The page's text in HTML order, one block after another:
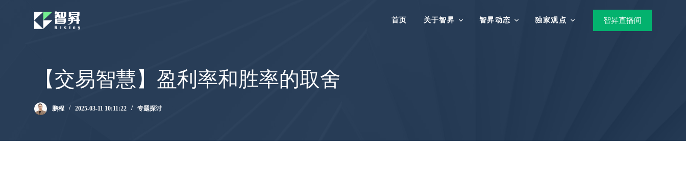
首页 关于智昇 智昇动态 独家观点 智昇直播间
【交易智慧】盈利率和胜率的取舍
鹏程 2025-03-11 10:11:22 专题探讨